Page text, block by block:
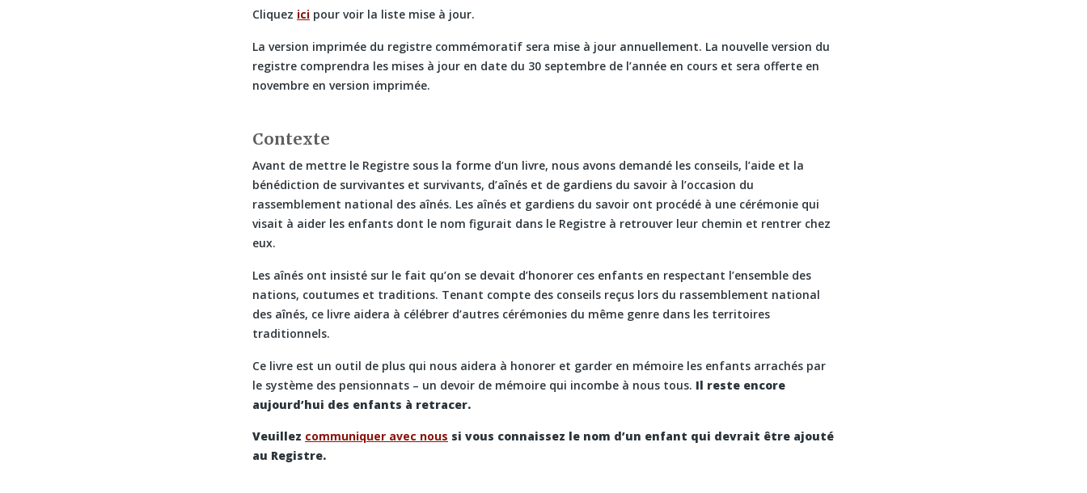
Cliquez ici pour voir la liste mise à jour.
La version imprimée du registre commémoratif sera mise à jour annuellement. La nouvelle version du
registre comprendra les mises à jour en date du 30 septembre de l’année en cours et sera offerte en
novembre en version imprimée.
Contexte
Avant de mettre le Registre sous la forme d’un livre, nous avons demandé les conseils, l’aide et la
bénédiction de survivantes et survivants, d’aînés et de gardiens du savoir à l’occasion du
rassemblement national des aînés. Les aînés et gardiens du savoir ont procédé à une cérémonie qui
visait à aider les enfants dont le nom figurait dans le Registre à retrouver leur chemin et rentrer chez
eux.
Les aînés ont insisté sur le fait qu’on se devait d’honorer ces enfants en respectant l’ensemble des
nations, coutumes et traditions. Tenant compte des conseils reçus lors du rassemblement national
des aînés, ce livre aidera à célébrer d’autres cérémonies du même genre dans les territoires
traditionnels.
Ce livre est un outil de plus qui nous aidera à honorer et garder en mémoire les enfants arrachés par
le système des pensionnats – un devoir de mémoire qui incombe à nous tous. Il reste encore
aujourd’hui des enfants à retracer.
Veuillez communiquer avec nous si vous connaissez le nom d’un enfant qui devrait être ajouté
au Registre.